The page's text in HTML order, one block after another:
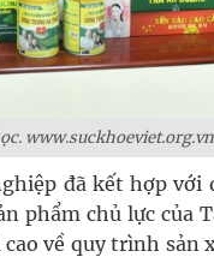
www.suckhoeviet.org.vn
đã kết hợp
phẩm chủ lực của
về quy trình sản